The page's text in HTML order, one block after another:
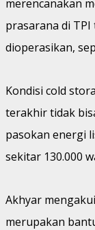
merencanakan
prasarana di
dioperasikan,
Kondisi cold
terakhir tidak
pasokan energi
sekitar 130.000
Akhyar
merupakan